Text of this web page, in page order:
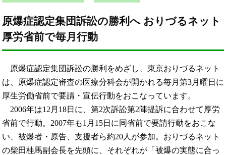
原爆症認定集団訴訟の勝利へ おりづるネット
厚労省前で毎月行動
原爆症認定集団訴訟の勝利をめざし、東京おりづるネット
は、原爆症認定審査の医療分科会が開かれる毎月第3月曜日に
厚生労働省前で要請・宣伝行動をおこなっています。
2006年は12月18日に、第2次訴訟第2陣提訴に合わせて厚労
省前で行動。2007年も1月15日に同省前で要請行動をおこな
い、被爆者・原告、支援者ら約20人が参加。おりづるネット
の柴田桂馬副会長を先頭に、それぞれが「被爆の実態に合っ